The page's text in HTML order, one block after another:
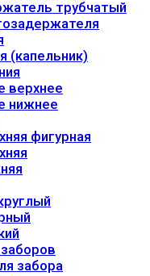
трубчатый
(капельник)
верхнее
нижнее
фигурная
забора